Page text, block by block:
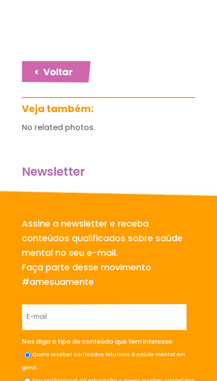
Veja também:
No related photos.
Newsletter
Assine a newsletter e receba
conteúdos qualificados sobre saúde
mental no seu e-mail.
Faça parte desse movimento
#amesuamente
Nos diga o tipo de conteúdo que tem interesse:
Quero receber conteúdos relativos à saúde mental em
geral.